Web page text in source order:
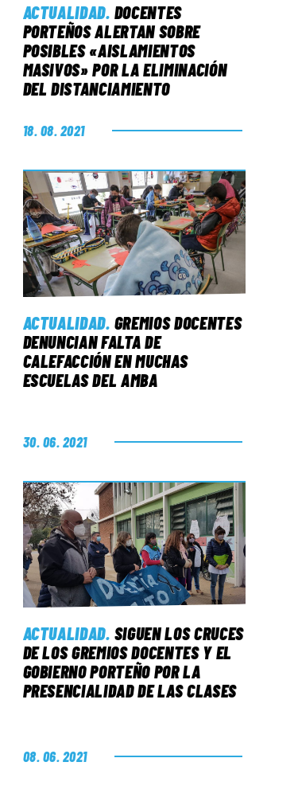
ACTUALIDAD. DOCENTES
PORTEÑOS ALERTAN SOBRE
POSIBLES «AISLAMIENTOS
MASIVOS» POR LA ELIMINACIÓN
DEL DISTANCIAMIENTO
18. 08. 2021
ACTUALIDAD. GREMIOS DOCENTES
DENUNCIAN FALTA DE
CALEFACCIÓN EN MUCHAS
ESCUELAS DEL AMBA
30. 06. 2021
ACTUALIDAD. SIGUEN LOS CRUCES
DE LOS GREMIOS DOCENTES Y EL
GOBIERNO PORTEÑO POR LA
PRESENCIALIDAD DE LAS CLASES
08. 06. 2021